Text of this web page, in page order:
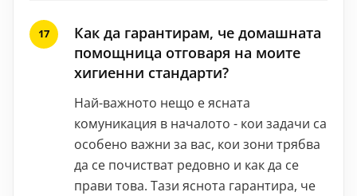
Как да гарантирам, че домашната
помощница отговаря на моите
хигиенни стандарти?
Най-важното нещо е ясната
комуникация в началото - кои задачи са
особено важни за вас, кои зони трябва
да се почистват редовно и как да се
прави това. Тази яснота гарантира, че